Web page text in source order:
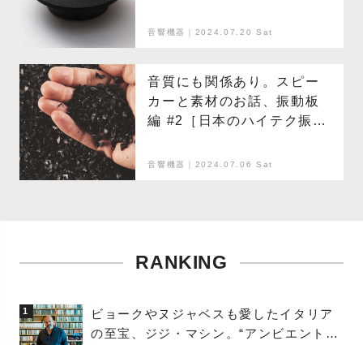
ターのレコード講座〜
音響機器｜2024.07.20 Sat
音質にも関係あり。スピー
カーと素材のお話、振動板
編 #2［日本のハイテク振動
のレコード講座〜
音響機器｜2024.07.06 Sat
RANKING
1
ビョークやヌジャベスも愛したイタリア
の至宝、ジジ・マシン。“アンビエントの